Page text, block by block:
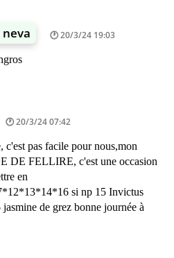
neva 20/3/24 19:03
20/3/24 07:42
pas facile pour nous,mon
DE FELLIRE, c'est une occasion
en
si np 15 Invictus
de grez bonne journée à